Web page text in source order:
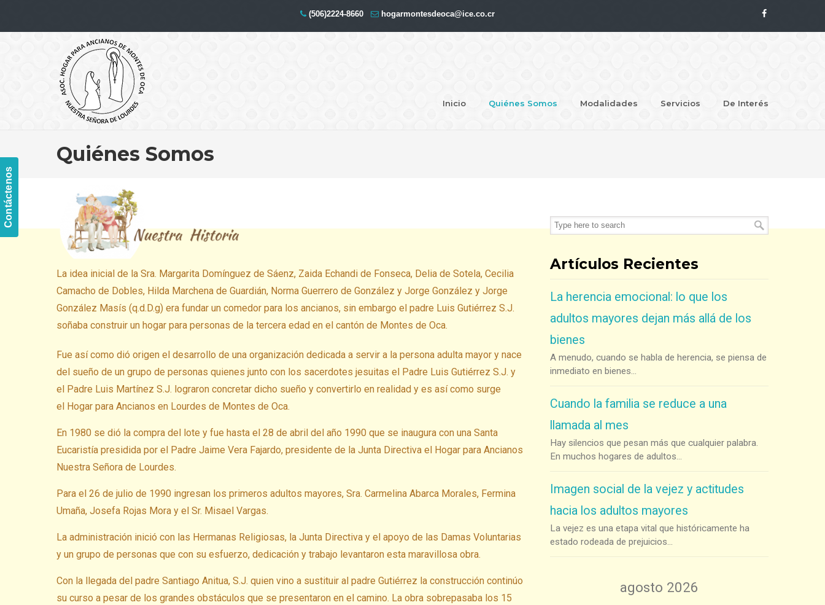
Contáctenos
(506)2224-8660 hogarmontesdeoca@ice.co.cr
Inicio Quiénes Somos Modalidades Servicios
De Interés
Navigation
Quiénes Somos
La idea inicial de la Sra. Margarita Domínguez de Sáenz, Zaida Echandi de Fonseca, Delia de Sotela, Cecilia
Camacho de Dobles, Hilda Marchena de Guardián, Norma Guerrero de González y Jorge González y Jorge
González Masís (q.d.D.g) era fundar un comedor para los ancianos, sin embargo el padre Luis Gutiérrez S.J.
soñaba construir un hogar para personas de la tercera edad en el cantón de Montes de Oca.
Fue así como dió origen el desarrollo de una organización dedicada a servir a la persona adulta mayor y nace
del sueño de un grupo de personas quienes junto con los sacerdotes jesuitas el Padre Luis Gutiérrez S.J. y
el Padre Luis Martínez S.J. lograron concretar dicho sueño y convertirlo en realidad y es así como surge
el Hogar para Ancianos en Lourdes de Montes de Oca.
En 1980 se dió la compra del lote y fue hasta el 28 de abril del año 1990 que se inaugura con una Santa
Eucaristía presidida por el Padre Jaime Vera Fajardo, presidente de la Junta Directiva el Hogar para Ancianos
Nuestra Señora de Lourdes.
Para el 26 de julio de 1990 ingresan los primeros adultos mayores, Sra. Carmelina Abarca Morales, Fermina
Umaña, Josefa Rojas Mora y el Sr. Misael Vargas.
La administración inició con las Hermanas Religiosas, la Junta Directiva y el apoyo de las Damas Voluntarias
y un grupo de personas que con su esfuerzo, dedicación y trabajo levantaron esta maravillosa obra.
Con la llegada del padre Santiago Anitua, S.J. quien vino a sustituir al padre Gutiérrez la construcción continúo
su curso a pesar de los grandes obstáculos que se presentaron en el camino. La obra sobrepasaba los 15
Artículos Recientes
La herencia emocional: lo que los
adultos mayores dejan más allá de los
bienes
A menudo, cuando se habla de herencia, se piensa de
inmediato en bienes...
Cuando la familia se reduce a una
llamada al mes
Hay silencios que pesan más que cualquier palabra.
En muchos hogares de adultos...
Imagen social de la vejez y actitudes
hacia los adultos mayores
La vejez es una etapa vital que históricamente ha
estado rodeada de prejuicios...
agosto 2026